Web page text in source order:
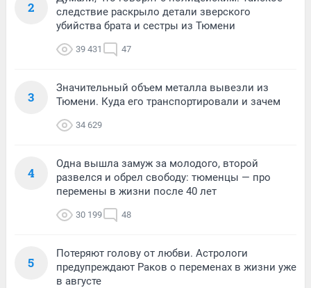
2
следствие раскрыло детали зверского
убийства брата и сестры из Тюмени
39 431 47
3
Значительный объем металла вывезли из
Тюмени. Куда его транспортировали и зачем
34 629
4
Одна вышла замуж за молодого, второй
развелся и обрел свободу: тюменцы — про
перемены в жизни после 40 лет
30 199 48
5
Потеряют голову от любви. Астрологи
предупреждают Раков о переменах в жизни уже
в августе